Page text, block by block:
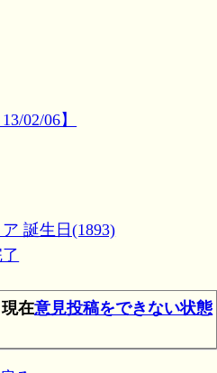
02/06】
誕生日(1893)
在意見投稿をできない状態